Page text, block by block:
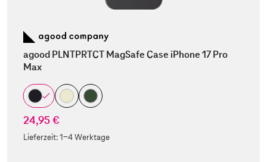
agood PLNTPRTCT MagSafe Case iPhone 17 Pro
Max
24,95 €
Lieferzeit:1-4 Werktage